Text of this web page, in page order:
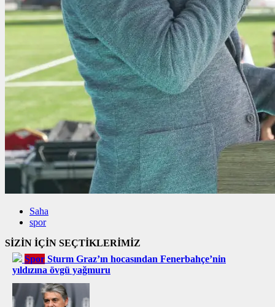
Saha
spor
SİZİN İÇİN SEÇTİKLERİMİZ
Spor Sturm Graz’ın hocasından Fenerbahçe’nin
yıldızına övgü yağmuru